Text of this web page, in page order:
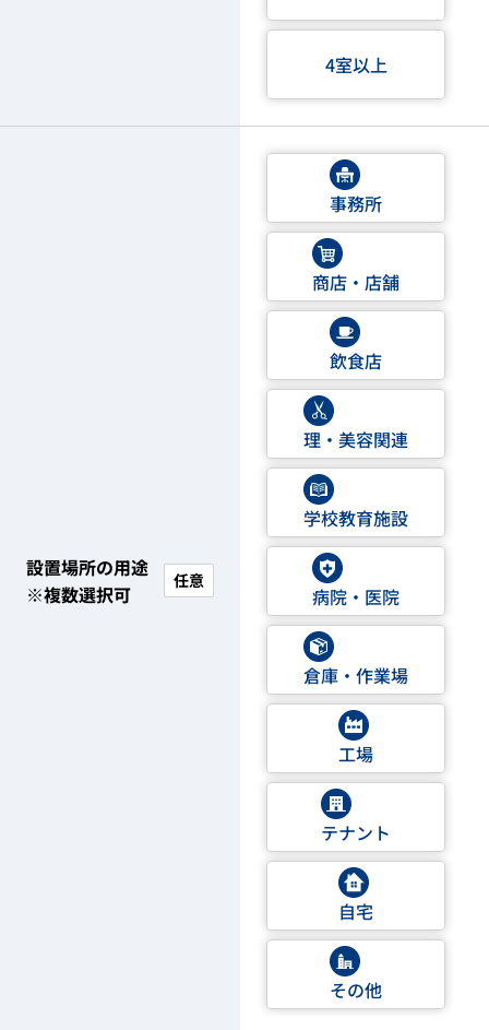
4室以上
設置場所の用途
※複数選択可
任意
事務所
商店・店舗
飲食店
理・美容関連
学校教育施設
病院・医院
倉庫・作業場
工場
テナント
自宅
その他